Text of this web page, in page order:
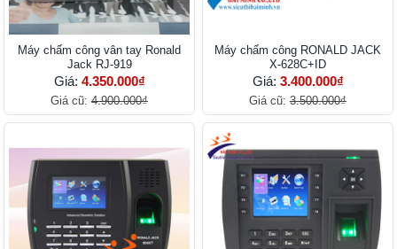
Máy chấm công vân tay Ronald
Jack RJ-919
Giá: 4.350.000₫
Giá cũ: 4.900.000₫
Máy chấm công RONALD JACK
X-628C+ID
Giá: 3.400.000₫
Giá cũ: 3.500.000₫